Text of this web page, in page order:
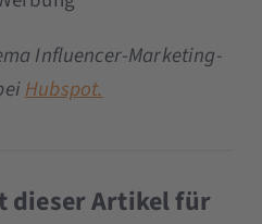
Influencer-Marketing-
Hubspot.
dieser Artikel für